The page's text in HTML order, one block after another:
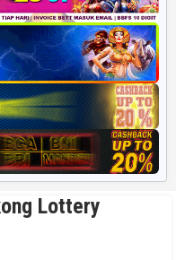
Lottery